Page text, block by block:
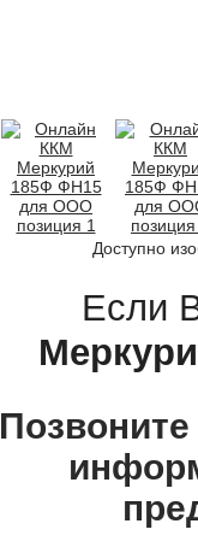
Доступно
Если